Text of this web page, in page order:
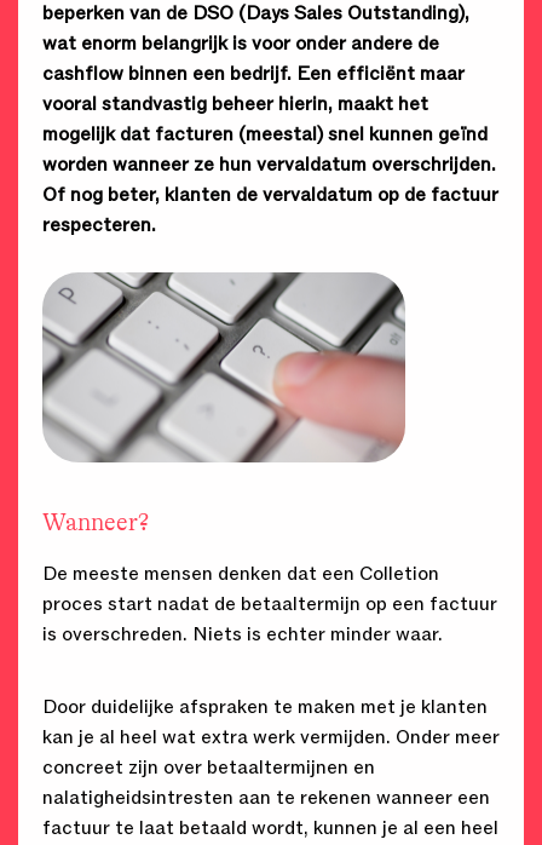
beperken van de DSO (Days Sales Outstanding),
wat enorm belangrijk is voor onder andere de
cashflow binnen een bedrijf. Een efficiënt maar
vooral standvastig beheer hierin, maakt het
mogelijkdat facturen (meestal) snel kunnen geïnd
worden wanneer ze hun vervaldatum overschrijden.
Of nog beter, klanten de vervaldatum op de factuur
respecteren.
Wanneer?
De meeste mensen denken dat een Colletion
proces start nadat de betaaltermijn op een factuur
is overschreden. Niets is echter minder waar.
Door duidelijke afspraken te maken met je klanten
kan je al heel wat extra werk vermijden. Onder meer
concreet zijn over betaaltermijnen en
nalatigheidsintresten aan te rekenen wanneer een
factuur te laat betaald wordt, kunnen je al een heel